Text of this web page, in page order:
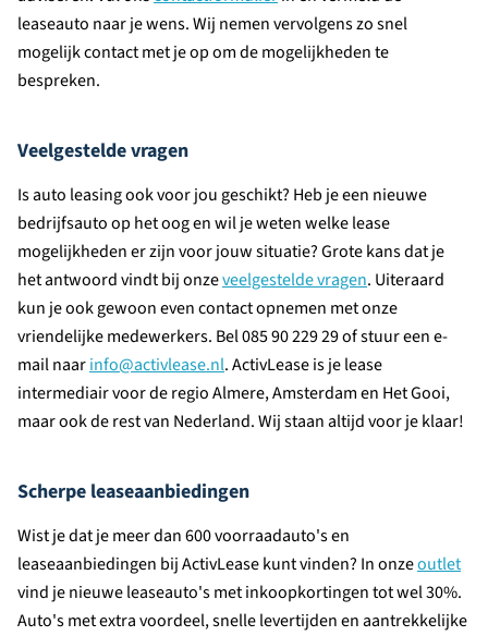
leaseauto naar je wens. Wij nemen vervolgens zo snel
mogelijk contact met je op om de mogelijkheden te
bespreken.
Veelgestelde vragen
Is auto leasing ook voor jou geschikt? Heb je een nieuwe
bedrijfsauto op het oog en wil je weten welke lease
mogelijkheden er zijn voor jouw situatie? Grote kans dat je
het antwoord vindt bij onzeveelgestelde vragen. Uiteraard
kun je ook gewoon even contact opnemen met onze
vriendelijke medewerkers. Bel 085 90 229 29 of stuur een e-
mail naarinfo@activlease.nl. ActivLease is je lease
intermediair voor de regio Almere, Amsterdam en Het Gooi,
maar ook de rest van Nederland. Wij staan altijd voor je klaar!
Scherpe leaseaanbiedingen
Wist je dat je meer dan 600 voorraadauto's en
leaseaanbiedingen bij ActivLease kunt vinden? In onzeoutlet
vind je nieuwe leaseauto's met inkoopkortingen tot wel 30%.
Auto's met extra voordeel, snelle levertijden en aantrekkelijke